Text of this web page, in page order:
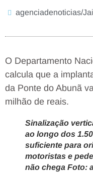
agenciadenoticias/
O Departamento
calcula que a
da Ponte do Abunã
milhão de reais.
Sinalização
ao longo dos
suficiente para
motoristas e
não chega Foto: